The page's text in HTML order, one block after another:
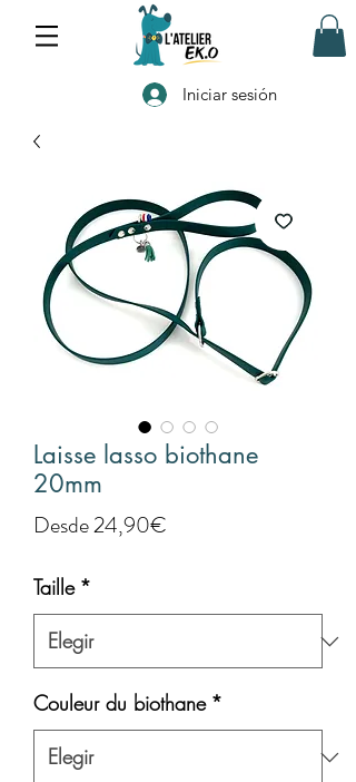
Iniciar sesión
Laisse lasso biothane
20mm
Desde24,90€
Taille *
Couleur du biothane *